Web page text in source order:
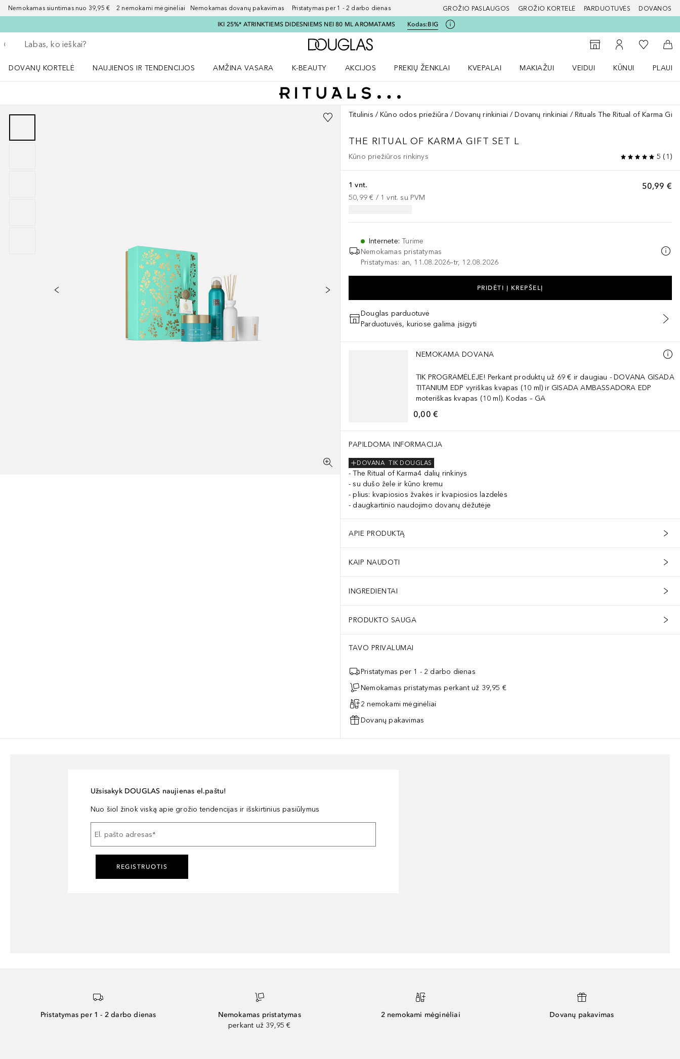
Nemokamas siuntimas nuo 39,95 € 2 nemokami mėginėliai Nemokamas dovanų pakavimas Pristatymas per 1 - 2 darbo dienas GROŽIO PASLAUGOS GROŽIO KORTELĖ PARDUOTUVĖS DOVANOS
IKI 25%* ATRINKTIEMS DIDESNIEMS NEI 80 ML AROMATAMS Kodas:BIG
Grįžk atgal
Vykdykite paiešką
Į Douglas pagrindinį puslapį
Į parduotuvių paiešką
Į mano paskyrą
Į mano
Į
DOVANŲ KORTELĖ
NAUJIENOS IR TENDENCIJOS
AMŽINA VASARA
K-BEAUTY
AKCIJOS
PREKIŲ ŽENKLAI
KVEPALAI
MAKIAŽUI
VEIDUI
KŪNUI
Titulinis Kūno odos priežiūra Dovanų rinkiniai Dovanų rinkiniai Rituals The Ritual of Karma Gift
THE RITUAL OF KARMA GIFT SET L
Kūno priežiūros rinkinys 5 ( 1 )
50,99 €
1 vnt.
50,99 € / 1 vnt. su PVM
Internete:Turime
Nemokamas pristatymas
Pristatymas: an, 11.08.2026–tr, 12.08.2026
PRIDĖTI Į KREPŠELĮ
Douglas parduotuvė
Parduotuvės, kuriose galima įsigyti
Praleisti slankiklį
NEMOKAMA DOVANA
TIK PROGRAMĖLĖJE! Perkant produktų už 69 € ir daugiau - DOVANA GISADA
TITANIUM EDP vyriškas kvapas (10 ml) ir GISADA AMBASSADORA EDP
moteriškas kvapas (10 ml). Kodas – GA
0,00 €
PAPILDOMA INFORMACIJA
TIK DOUGLAS
DOVANA
The Ritual of Karma4 dalių rinkinys
su dušo žele ir kūno kremu
plius: kvapiosios žvakės ir kvapiosios lazdelės
daugkartinio naudojimo dovanų dėžutėje
APIE PRODUKTĄ
KAIP NAUDOTI
INGREDIENTAI
PRODUKTO SAUGA
karštų paviršių, kibirkščių, atviros liepsnos ir kitų uždegimo šaltinių. Nerūkyti. Nedurti ir nedeginti net ir po naudojimo. Saugoti nuo saulės spindulių. Nelaikyti aukštesnėje kaip 50 °C / 122 °F
TAVO PRIVALUMAI
Pristatymas per 1 - 2 darbo dienas
Nemokamas pristatymas perkant už 39,95 €
2 nemokami mėginėliai
Dovanų pakavimas
Užsisakyk DOUGLAS naujienas el.paštu!
Nuo šiol žinok viską apie grožio tendencijas ir išskirtinius pasiūlymus
El. pašto adresas*
REGISTRUOTIS
Pristatymas per 1 - 2 darbo dienas
Nemokamas pristatymas
perkant už 39,95 €
2 nemokami mėginėliai Dovanų pakavimas